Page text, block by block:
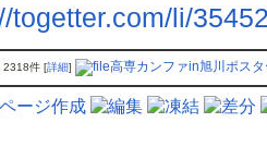
togetter.com/li/
2318件 [詳細] 高専カンファin旭川ポス